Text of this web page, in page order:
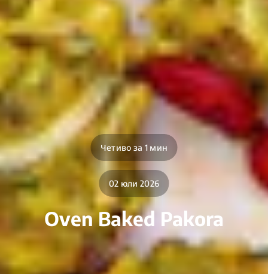
Четиво за 1 мин
02 юли 2026
Oven Baked Pakora